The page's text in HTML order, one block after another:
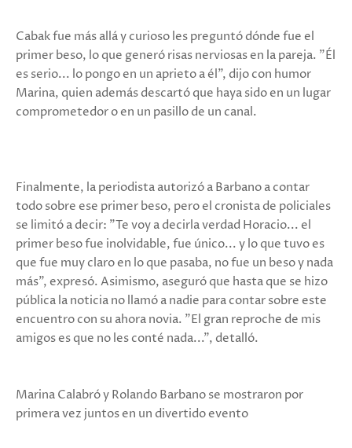
Cabak fue más allá y curioso les preguntó dónde fue el
primer beso, lo que generó risas nerviosas en la pareja. "Él
es serio... lo pongo en un aprieto a él", dijo con humor
Marina, quien además descartó que haya sido en un lugar
comprometedor o en un pasillo de un canal.
Finalmente, la periodista autorizó a Barbano a contar
todo sobre ese primer beso, pero el cronista de policiales
se limitó a decir: "Te voy a decirla verdad Horacio... el
primer beso fue inolvidable, fue único... y lo que tuvo es
que fue muy claro en lo que pasaba, no fue un beso y nada
más", expresó. Asimismo, aseguró que hasta que se hizo
pública la noticia no llamó a nadie para contar sobre este
encuentro con su ahora novia. "El gran reproche de mis
amigos es que no les conté nada...", detalló.
Marina Calabró y Rolando Barbano se mostraron por
primera vez juntos en un divertido evento